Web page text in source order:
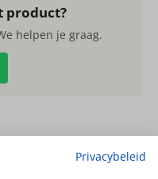
product?
helpen je graag.
van de afbeelding
Privacybeleid